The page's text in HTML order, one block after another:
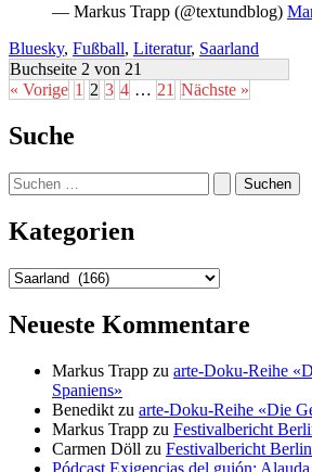
— Markus Trapp (@textundblog)
Bluesky, Fußball, Literatur, Saarland
Buchseite 2 von 21
« Vorige 1 2 3 4 … 21 Nächste »
Suche
Suchen
nach:
Kategorien
Kategorien
Neueste Kommentare
Markus Trapp zu arte-Doku-Reihe
Spaniens»
Benedikt zu arte-Doku-Reihe «Die
Markus Trapp zu Festivalbericht
Carmen Döll zu Festivalbericht
Pódcast Exigencias del guión: